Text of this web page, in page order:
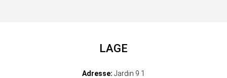
LAGE
Adresse: Jardin 9 1